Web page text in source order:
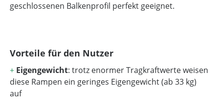
geschlossenen Balkenprofil perfekt geeignet.
Vorteile für den Nutzer
+ Eigengewicht: trotz enormer Tragkraftwerte weisen
diese Rampen ein geringes Eigengewicht (ab 33 kg)
auf